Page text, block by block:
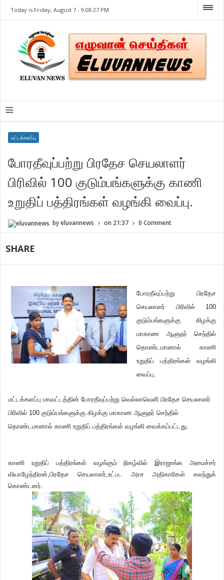
Today is Friday, August 7 -9:08:27 PM
≡
மட்டக்களப்பு
போரதீவுப்பற்று பிரதேச செயலாளர்
பிரிவில் 100 குடும்பங்களுக்கு காணி
உறுதிப் பத்திரங்கள் வழங்கி வைப்பு.
byeluvannews on 21:37 0 Comment
SHARE
போரதீவுப்பற்று பிரதேச
செயலாளர் பிரிவில் 100
குடும்பங்களுக்கு கிழக்கு
மாகாண ஆளுநர் செந்தில்
தொண்டமானால் காணி
உறுதிப் பத்திரங்கள் வழங்கி
வைப்பு.
மட்டக்களப்பு மாவட்டத்தின் போரதீவுப்பற்று வெல்லாவெளி பிரதேச செயலாளர்
பிரிவில் 100 குடும்பங்களுக்கு கிழக்கு மாகாண ஆளுநர் செந்தில்
தொண்டமானால் காணி உறுதிப் பத்திரங்கள் வழங்கி வைக்கப்பட்டது.
காணி உறுதிப் பத்திரங்கள் வழங்கும் நிகழ்வில் இராஜாங்க அமைச்சர்
வியாழேந்திரன்,பிரதேச செயலாளர்,உட்பட அரச அதிகாரிகள் கலந்துக்
கொண்டனர்.